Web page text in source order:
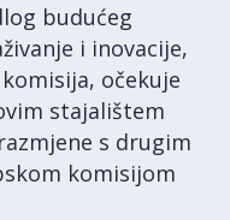
budućeg
i inovacije,
očekuje
stajalištem
s drugim
komisijom